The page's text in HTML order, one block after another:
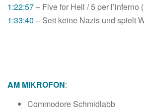
1:22:57– Five for Hell / 5 per l’inferno
1:33:40 – Seit keine Nazis und spielt
AM MIKROFON:
Commodore Schmidlabb